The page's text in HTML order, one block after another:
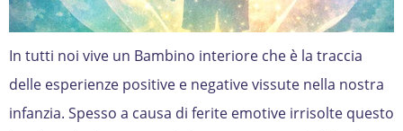
In tutti noi vive un Bambino interiore che è la traccia
delle esperienze positive e negative vissute nella nostra
infanzia. Spesso a causa di ferite emotive irrisolte questo